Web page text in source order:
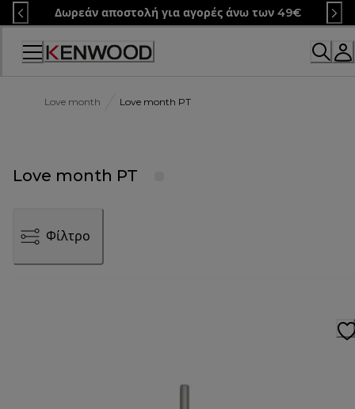
Skip
to
Content
Δωρεάν αποστολή για αγορές άνω των 49€
Love month Love month PT
Love month PT
Φίλτρο